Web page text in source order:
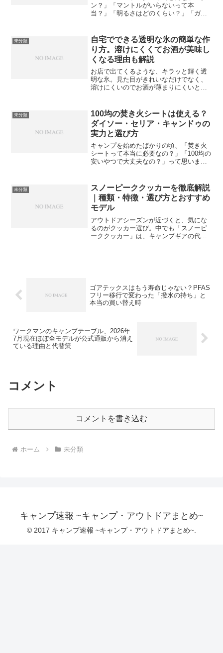
ン？」「マントルがいらないって本
当？」「明るさはどのくらい？」「ガラ
マンのルミエールランタンについて、公
式情報をもとにした正確なスペ...
未分類
自宅でできる透明な氷の簡単な作
り方。溶けにくくてお酒が美味し
くなる理由も解説
お店で出てくるような、キラッと輝く透
明な氷。見た目がきれいなだけでなく、
溶けにくいのでお酒が薄まりにくいとい
そう思っていませんか？じつは、特別な
機械がなくても、ごく普通...
未分類
100均の焚き火シートは使える？
ダイソー・セリア・キャンドゥの
実力と選び方
キャンプを始めたばかりの頃、「焚き火
シートって本当に必要なの？」「100均の
安いやつで大丈夫なの？」って思います
き火シートが気になる方も多いはず。こ
の記事では、ダイ...
未分類
スノーピーククッカーを徹底解説
｜種類・特徴・選び方とおすすめ
モデル
アウトドアシーズンが近づくと、気にな
るのがクッカー選び。中でも「スノーピ
ーククッカー」は、キャンプギアの代名
ゴアテックスはもう寿命じゃない？PFAS
フリー移行で変わった「撥水の持ち」と
本当の買い替え時
ワークマンのキャンプテーブル、2026年
7月現在ほぼ全モデルが公式通販から消え
ている理由と代替策
コメント
コメントを書き込む
ホーム 未分類
キャンプ速報 ~キャンプ・アウトドアまとめ~
© 2017 キャンプ速報 ~キャンプ・アウトドアまとめ~.